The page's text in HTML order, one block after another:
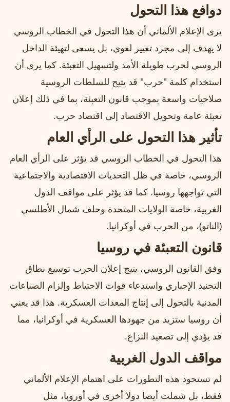
دوافع هذا التحول
يرى الإعلام الألماني أن هذا التحول في الخطاب الروسي
لا يهدف إلى مجرد تغيير لغوي، بل يسعى لتهيئة الداخل
الروسي لحرب طويلة الأمد ولتسهيل التعبئة. كما يرى أن
استخدام كلمة "حرب" قد يتيح للسلطات الروسية
صلاحيات واسعة بموجب قانون التعبئة، بما في ذلك إعلان
تعبئة عامة وتحويل الاقتصاد إلى اقتصاد حرب.
تأثير هذا التحول على الرأي العام
هذا التحول في الخطاب الروسي قد يؤثر على الرأي العام
الروسي، خاصة في ظل التحديات الاقتصادية والاجتماعية
التي تواجهها روسيا. كما قد يؤثر على مواقف الدول
الغربية، خاصة الولايات المتحدة وحلف شمال الأطلسي
(الناتو)، من الحرب في أوكرانيا.
قانون التعبئة في روسيا
وفق القانون الروسي، يتيح إعلان الحرب توسيع نطاق
التجنيد الإجباري واستدعاء قوات الاحتياط وإلزام الصناعات
المدنية بالتحول إلى إنتاج المعدات العسكرية. هذا قد يعني
أن روسيا ستزيد من جهودها العسكرية في أوكرانيا، مما
قد يؤدي إلى تصعيد النزاع.
مواقف الدول الغربية
لم تستحوذ هذه التطورات على اهتمام الإعلام الألماني
فقط، بل شملت أيضا دولا أخرى في أوروبا، مثل